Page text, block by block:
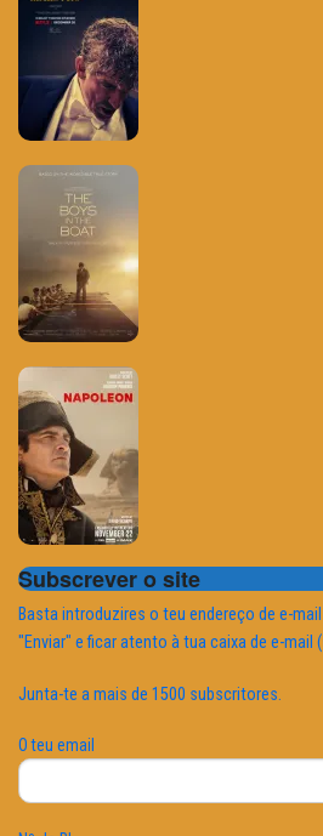
Subscrever o site
Basta introduzires o teu endereço de e-
"Enviar" e ficar atento à tua caixa de e-mail
Junta-te a mais de 1500 subscritores.
O teu email